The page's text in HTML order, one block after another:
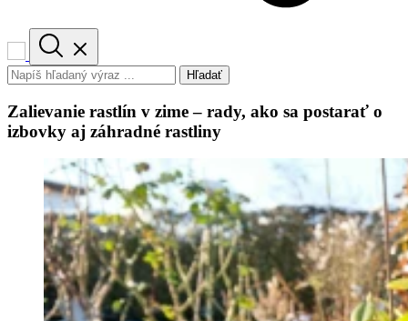
Hľadať
Zalievanie rastlín v zime – rady, ako sa postarať o
izbovky aj záhradné rastliny